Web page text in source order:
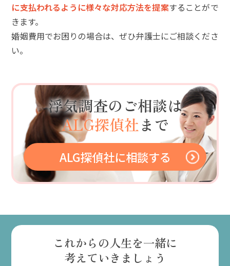
に支払われるように様々な対応方法を提案することがで
きます。
婚姻費用でお困りの場合は、ぜひ弁護士にご相談くださ
い。
浮気調査のご相談は
ALG探偵社まで
ALG探偵社に相談する
これからの人生を一緒に
考えていきましょう